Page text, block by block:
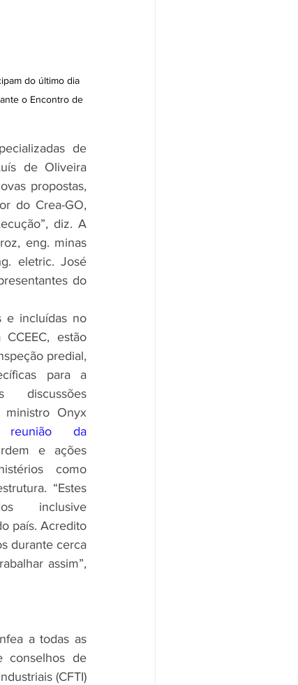
do último dia
o Encontro de
de
de Oliveira
propostas,
do Crea-GO,
diz. A
eng. minas
eletric. José
do
e incluídas no
estão
predial,
para a
discussões
ministro Onyx
reunião da
e ações
como
“Estes
inclusive
país. Acredito
durante cerca
assim”,
a todas as
conselhos de
(CFTI)